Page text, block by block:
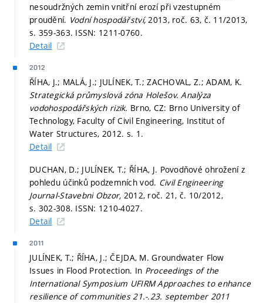
nesoudržných zemin vnitřní erozí při vzestupném
proudění. Vodní hospodářství, 2013, roč. 63, č. 11/2013,
s. 359-363. ISSN: 1211-0760.
Detail
2012
ŘÍHA, J.; MALÁ, J.; JULÍNEK, T.; ZACHOVAL, Z.; ADAM, K.
Strategická průmyslová zóna Holešov. Analýza
vodohospodářských rizik. Brno, CZ: Brno University of
Technology, Faculty of Civil Engineering, Institut of
Water Structures, 2012. s. 1.
Detail
DUCHAN, D.; JULÍNEK, T.; ŘÍHA, J. Povodňové ohrožení z
pohledu účinků podzemních vod. Civil Engineering
Journal-Stavebni Obzor, 2012, roč. 21, č. 10/2012,
s. 302-308. ISSN: 1210-4027.
Detail
2011
JULÍNEK, T.; ŘÍHA, J.; ČEJDA, M. Groundwater Flow
Issues in Flood Protection. In Proceedings of the
International Symposium UFIRM Approaches to enhance
resilience of communities 21.-.23. september 2011